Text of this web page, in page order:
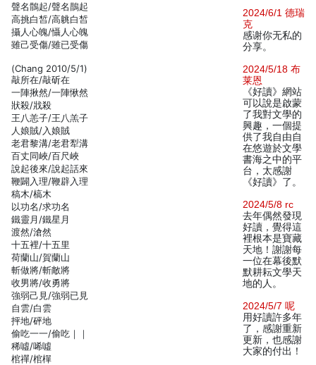
聲名鶻起/聲名鵲起
高挑白皙/高䠷白皙
攝人心魄/懾人心魄
雖己受傷/雖已受傷
(Chang 2010/5/1)
敲所在/敲斫在
一陣揪然/一陣愀然
狀殺/戕殺
王八恙子/王八羔子
人娘賊/入娘賊
老君黎溝/老君犁溝
百丈同峽/百尺峽
說起後來/說起話來
鞭闢入理/鞭辟入理
稿木/槁木
以功名/求功名
鐵靈月/鐵星月
渡然/滄然
十五裡/十五里
荷蘭山/賀蘭山
斬做將/斬敵將
收男將/收勇將
強弱己見/強弱已見
自雲/白雲
抨地/砰地
偷吃一一/偷吃｜｜
稀噓/唏噓
棺禪/棺樿
2024/6/1 德瑞
克
感谢你无私的
分享。
2024/5/18 布
莱恩
《好讀》網站
可以說是啟蒙
了我對文學的
興趣，一個提
供了我自由自
在悠遊於文學
書海之中的平
台，太感謝
《好讀》了。
2024/5/8 rc
去年偶然發現
好讀，覺得這
裡根本是寶藏
天地！謝謝每
一位在幕後默
默耕耘文學天
地的人。
2024/5/7 呢
用好讀許多年
了，感謝重新
更新，也感謝
大家的付出！